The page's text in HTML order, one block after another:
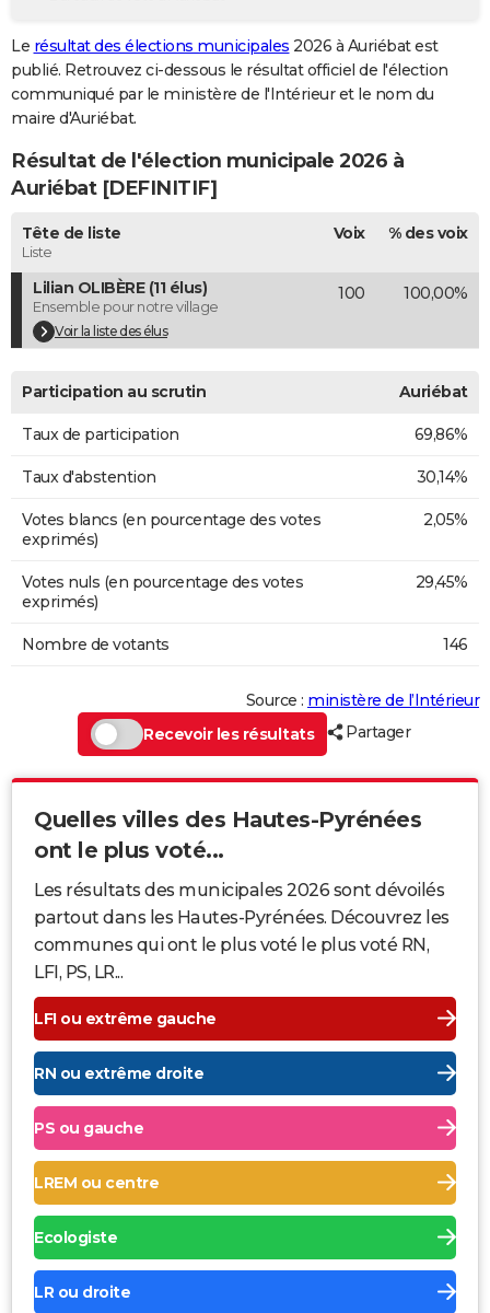
GUIDES D'ACHAT
BONS PLANS
CARTE DE VOEUX
Carte de Noël
Carte Bonne année
Carte Saint-Valentin
Carte Pâques
Carte d'anniversaire
DICTIONNAIRE
Dictionnaire
Biographies
Citations
Expressions
Proverbes
PROGRAMME TV
COPAINS D'AVANT
S'inscrire
Se connecter
Lycées
Collèges
Primaires
Universités
Entreprises
Service militaire
Avis de recherche
AVIS DE DÉCÈS
FORUM
Le résultat des élections municipales 2026 à Auriébat est
publié. Retrouvez ci-dessous le résultat officiel de l'élection
communiqué par le ministère de l'Intérieur et le nom du
maire d'Auriébat.
Résultat de l'élection municipale 2026 à
Auriébat [DEFINITIF]
Tête de liste
Liste
Voix % des voix
Lilian OLIBÈRE (11 élus)
Ensemble pour notre village
Voir la liste des élus
100 100,00%
Participation au scrutin Auriébat
Taux de participation 69,86%
Taux d'abstention 30,14%
Votes blancs (en pourcentage des votes
exprimés)
2,05%
Votes nuls (en pourcentage des votes
exprimés)
29,45%
Nombre de votants 146
Source : ministère de l’Intérieur
Recevoir les résultats
Partager
Quelles villes des Hautes-Pyrénées
ont le plus voté...
Les résultats des municipales 2026 sont dévoilés
partout dans les Hautes-Pyrénées. Découvrez les
communes qui ont le plus voté le plus voté RN,
LFI, PS, LR...
LFI ou extrême gauche
RN ou extrême droite
PS ou gauche
LREM ou centre
Ecologiste
LR ou droite